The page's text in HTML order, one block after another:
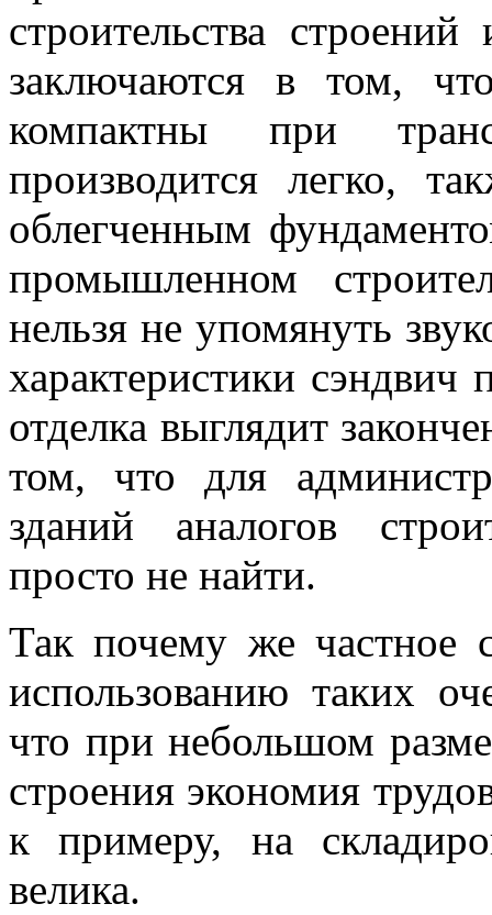
строительства
заключаются в том,
компактны при
производится легко,
облегченным
промышленном
нельзя не упомянуть
характеристики
отделка выглядит
том, что для
зданий аналогов
просто не найти.
Так почему же частное
использованию таких
что при небольшом
строения экономия
к примеру, на
велика.